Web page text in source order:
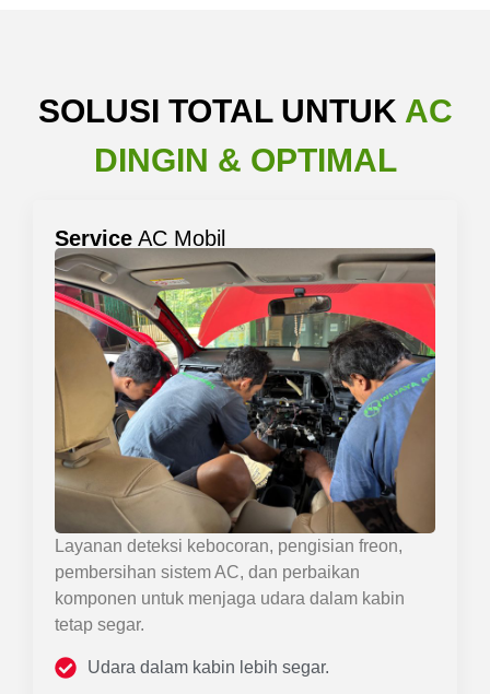
SOLUSI TOTAL UNTUK AC
DINGIN & OPTIMAL
Service AC Mobil
Layanan deteksi kebocoran, pengisian freon,
pembersihan sistem AC, dan perbaikan
komponen untuk menjaga udara dalam kabin
tetap segar.
Udara dalam kabin lebih segar.